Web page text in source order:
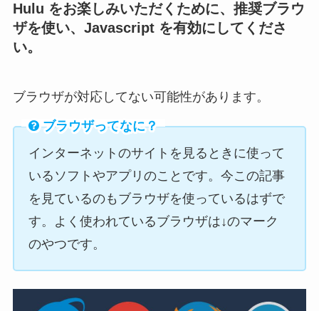
Hulu をお楽しみいただくために、推奨ブラウ
ザを使い、Javascript を有効にしてくださ
い。
ブラウザが対応してない可能性があります。
ブラウザってなに？
インターネットのサイトを見るときに使って
いるソフトやアプリのことです。今この記事
を見ているのもブラウザを使っているはずで
す。よく使われているブラウザは↓のマーク
のやつです。